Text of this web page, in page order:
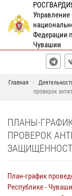
Федерации
Чувашии
Главная
проверок
ПЛАНЫ-
ПРОВЕРОК
План-график
Республике -